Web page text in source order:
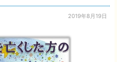
2019年8月19日